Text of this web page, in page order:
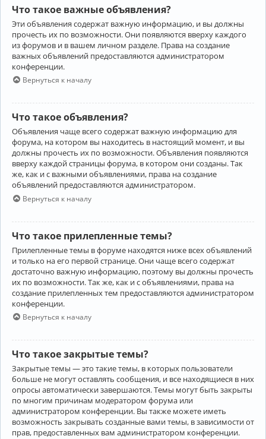
Что такое важные объявления?
Эти объявления содержат важную информацию, и вы должны
прочесть их по возможности. Они появляются вверху каждого
из форумов и в вашем личном разделе. Права на создание
важных объявлений предоставляются администратором
конференции.
Вернуться к началу
Что такое объявления?
Объявления чаще всего содержат важную информацию для
форума, на котором вы находитесь в настоящий момент, и вы
должны прочесть их по возможности. Объявления появляются
вверху каждой страницы форума, в котором они созданы. Так
же, как и с важными объявлениями, права на создание
объявлений предоставляются администратором.
Вернуться к началу
Что такое прилепленные темы?
Прилепленные темы в форуме находятся ниже всех объявлений
и только на его первой странице. Они чаще всего содержат
достаточно важную информацию, поэтому вы должны прочесть
их по возможности. Так же, как и с объявлениями, права на
создание прилепленных тем предоставляются администратором
конференции.
Вернуться к началу
Что такое закрытые темы?
Закрытые темы — это такие темы, в которых пользователи
больше не могут оставлять сообщения, и все находящиеся в них
опросы автоматически завершаются. Темы могут быть закрыты
по многим причинам модератором форума или
администратором конференции. Вы также можете иметь
возможность закрывать созданные вами темы, в зависимости от
прав, предоставленных вам администратором конференции.